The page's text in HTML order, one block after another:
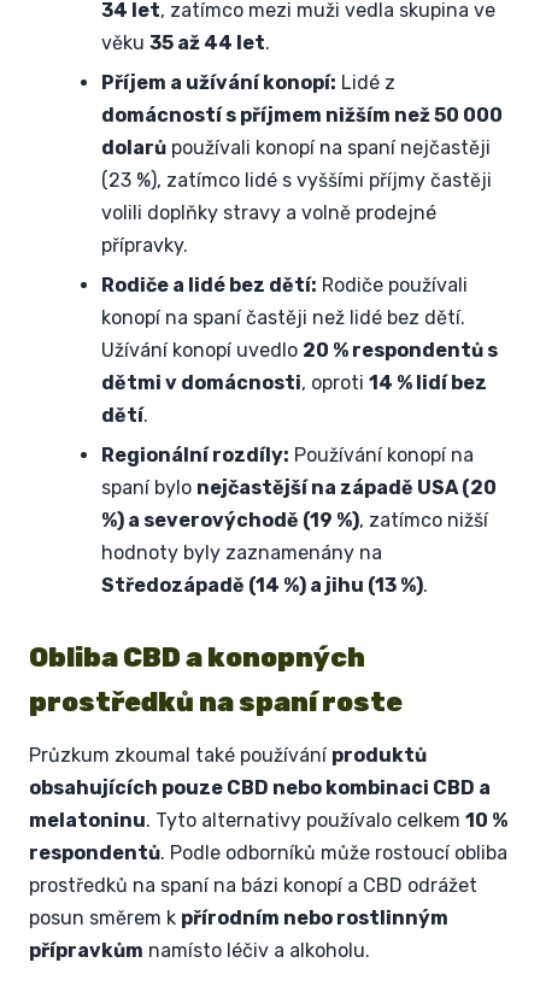
34 let, zatímco mezi muži vedla skupina ve
věku 35 až 44 let.
Příjem a užívání konopí: Lidé z
domácností s příjmem nižším než 50 000
dolarů používali konopí na spaní nejčastěji
(23 %), zatímco lidé s vyššími příjmy častěji
volili doplňky stravy a volně prodejné
přípravky.
Rodiče a lidé bez dětí: Rodiče používali
konopí na spaní častěji než lidé bez dětí.
Užívání konopí uvedlo 20 % respondentů s
dětmi v domácnosti, oproti 14 % lidí bez
dětí.
Regionální rozdíly: Používání konopí na
spaní bylo nejčastější na západě USA (20
%) a severovýchodě (19 %), zatímco nižší
hodnoty byly zaznamenány na
Středozápadě (14 %) a jihu (13 %).
Obliba CBD a konopných
prostředků na spaní roste
Průzkum zkoumal také používání produktů
obsahujících pouze CBD nebo kombinaci CBD a
melatoninu. Tyto alternativy používalo celkem 10 %
respondentů. Podle odborníků může rostoucí obliba
prostředků na spaní na bázi konopí a CBD odrážet
posun směrem k přírodním nebo rostlinným
přípravkům namísto léčiv a alkoholu.